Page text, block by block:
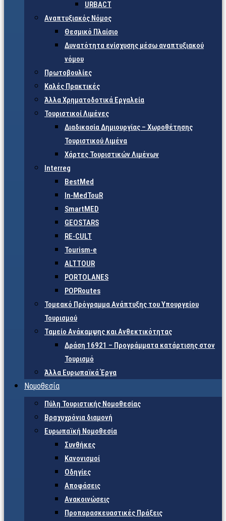
URBACT
Αναπτυξιακός Νόμος
Θεσμικό Πλαίσιο
Δυνατότητα ενίσχυσης μέσω αναπτυξιακού
νόμου
Πρωτοβουλίες
Καλές Πρακτικές
Άλλα Χρηματοδοτικά Εργαλεία
Τουριστικοί Λιμένες
Διαδικασία Δημιουργίας – Χωροθέτησης
Τουριστικού Λιμένα
Χάρτες Τουριστικών Λιμένων
Interreg
BestMed
In-MedTouR
SmartMED
GEOSTARS
RE-CULT
Tourism-e
ALTTOUR
PORTOLANES
POPRoutes
Τομεακό Πρόγραμμα Ανάπτυξης του Υπουργείου
Τουρισμού
Ταμείο Ανάκαμψης και Ανθεκτικότητας
Δράση 16921 – Προγράμματα κατάρτισης στον
Τουρισμό
Άλλα Ευρωπαϊκά Έργα
Νομοθεσία
Πύλη Τουριστικής Νομοθεσίας
Βραχυχρόνια διαμονή
Ευρωπαϊκή Νομοθεσία
Συνθήκες
Κανονισμοί
Οδηγίες
Αποφάσεις
Ανακοινώσεις
Προπαρασκευαστικές Πράξεις